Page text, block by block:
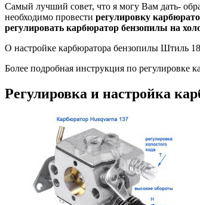
Самый лучший совет, что я могу Вам дать-
необходимо провести регулировку
регулировать карбюратор бензопилы на
О настройке карбюратора бензопилы Штиль
Более подробная инструкция по регулировке
Регулировка и настройка